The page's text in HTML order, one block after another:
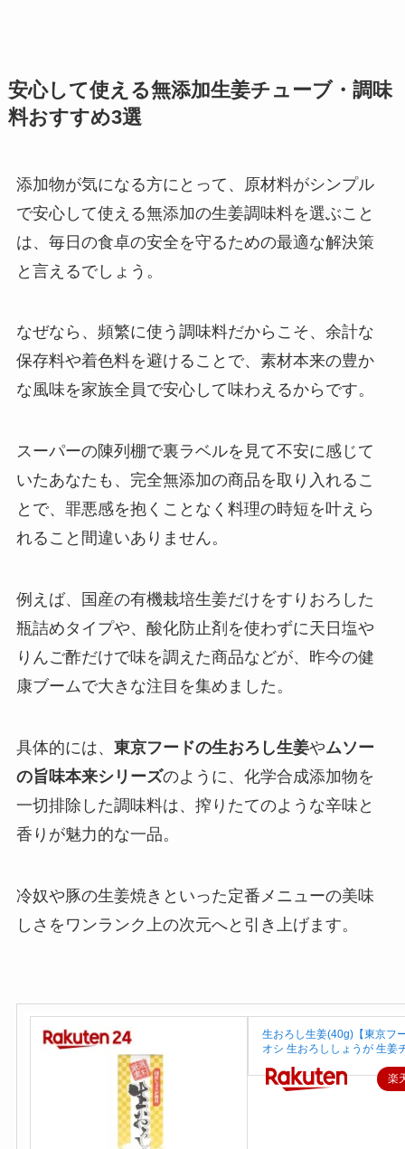
安心して使える無添加生姜チューブ・調味
料おすすめ3選
添加物が気になる方にとって、原材料がシンプル
で安心して使える無添加の生姜調味料を選ぶこと
は、毎日の食卓の安全を守るための最適な解決策
と言えるでしょう。
なぜなら、頻繁に使う調味料だからこそ、余計な
保存料や着色料を避けることで、素材本来の豊か
な風味を家族全員で安心して味わえるからです。
スーパーの陳列棚で裏ラベルを見て不安に感じて
いたあなたも、完全無添加の商品を取り入れるこ
とで、罪悪感を抱くことなく料理の時短を叶えら
れること間違いありません。
例えば、国産の有機栽培生姜だけをすりおろした
瓶詰めタイプや、酸化防止剤を使わずに天日塩や
りんご酢だけで味を調えた商品などが、昨今の健
康ブームで大きな注目を集めました。
具体的には、 東京フードの生おろし生姜やムソー
の旨味本来シリーズのように、化学合成添加物を
一切排除した調味料は、搾りたてのような辛味と
香りが魅力的な一品。
冷奴や豚の生姜焼きといった定番メニューの美味
しさをワンランク上の次元へと引き上げます。
生おろし生姜(40g)【東京フ
オシ 生おろししょうが 生姜
楽